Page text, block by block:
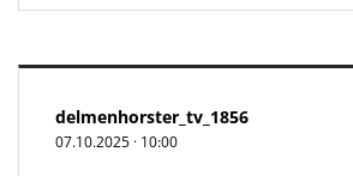
delmenhorster_tv_1856
07.10.2025 · 10:00